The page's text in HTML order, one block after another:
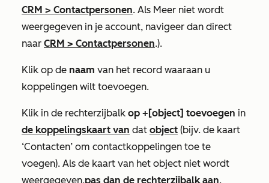
CRM > Contactpersonen. Als Meer niet wordt
weergegeven in je account, navigeer dan direct
naar CRM > Contactpersonen.).
Klik op de naam van het record waaraan u
koppelingen wilt toevoegen.
Klik in de rechterzijbalk op +[object] toevoegen in
de koppelingskaart van dat object (bijv. de kaart
‘Contacten’ om contactkoppelingen toe te
voegen). Als de kaart van het object niet wordt
weergegeven,pas dan de rechterzijbalk aan.